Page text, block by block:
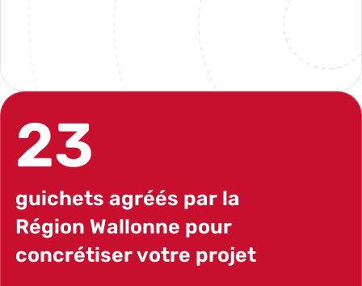
23
guichets agréés par la
Région Wallonne pour
concrétiser votre projet